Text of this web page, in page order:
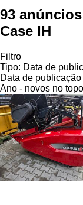
93
Case IH
Filtro
Tipo: Data de
Data de publicação
Ano - novos no topo